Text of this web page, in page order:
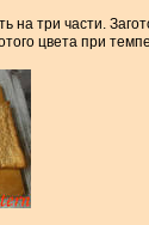
на три части.
цвета при